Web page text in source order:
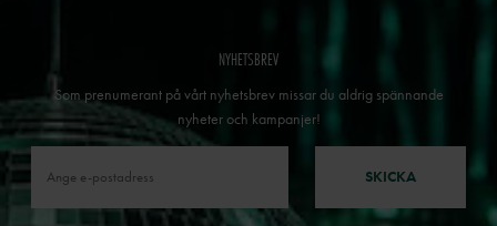
NYHETSBREV
Som prenumerant på vårt nyhetsbrev missar du aldrig spännande
nyheter och kampanjer!
SKICKA